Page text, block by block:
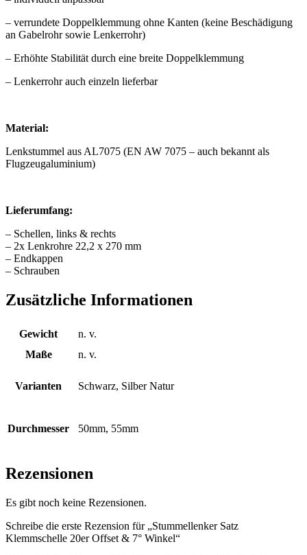
– verrundete Doppelklemmung ohne Kanten (keine Beschädigung
an Gabelrohr sowie Lenkerrohr)
– Erhöhte Stabilität durch eine breite Doppelklemmung
– Lenkerrohr auch einzeln lieferbar
Material:
Lenkstummel aus AL7075 (EN AW 7075 – auch bekannt als
Flugzeugaluminium)
Lieferumfang:
– Schellen, links & rechts
– 2x Lenkrohre 22,2 x 270 mm
– Endkappen
– Schrauben
Zusätzliche Informationen
Gewicht
n. v.
Maße
n. v.
Varianten Schwarz, Silber Natur
Durchmesser 50mm, 55mm
Rezensionen
Es gibt noch keine Rezensionen.
Schreibe die erste Rezension für „Stummellenker Satz
Klemmschelle 20er Offset & 7° Winkel“